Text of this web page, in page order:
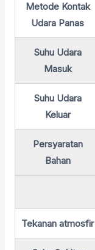
Metode Kontak
Udara Panas
Suhu Udara
Masuk
Suhu Udara
Keluar
Persyaratan
Bahan
Tekanan atmosfir